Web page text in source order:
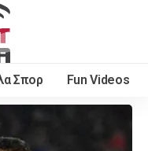
Σπορ Fun Videos